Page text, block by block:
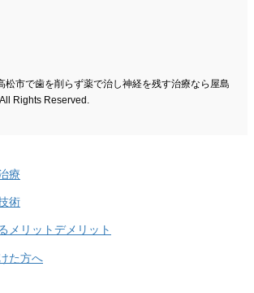
市で歯を削らず薬で治し神経を残す治療なら屋島
Rights Reserved.
療
術
メリットデメリット
た方へ